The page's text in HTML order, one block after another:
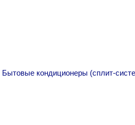
Бытовые кондиционеры (сплит-